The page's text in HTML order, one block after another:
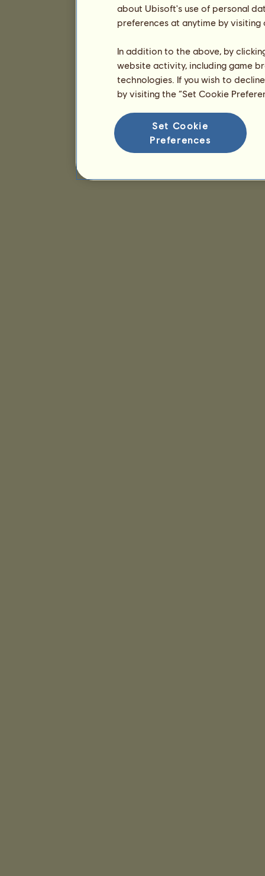
about Ubisoft's use of personal
preferences at anytime by
In addition to the above, by
website activity, including game
technologies. If you wish to
by visiting the “Set Cookie
Set Cookie
Preferences